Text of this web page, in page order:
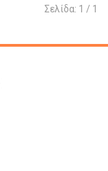
Σελίδα: 1 / 1